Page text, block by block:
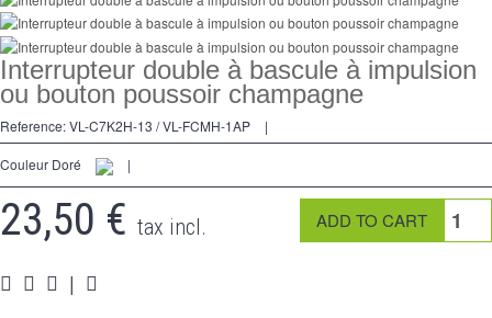
tomado
Spéciales
accesorios
Pièces
Apoyo
Interrupteur double à bascule à impulsion
ou bouton poussoir champagne
Reference:VL-C7K2H-13 / VL-FCMH-1AP |
Couleur Doré |
23,50 € tax incl.
|